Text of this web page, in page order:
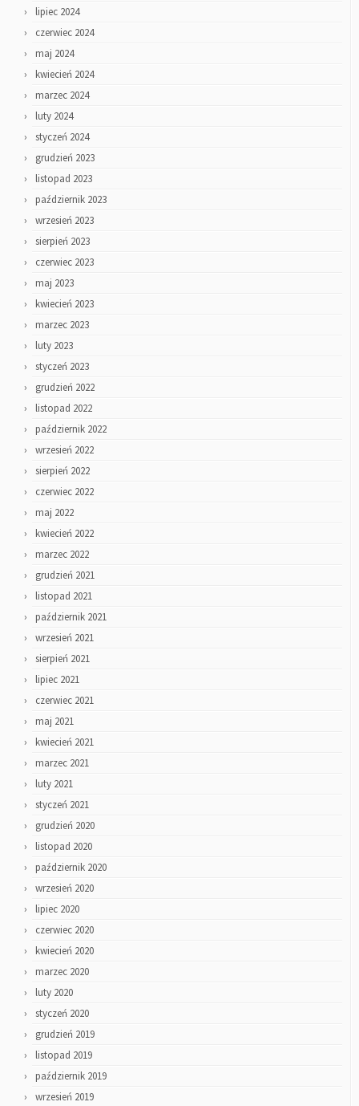
lipiec 2024
czerwiec 2024
maj 2024
kwiecień 2024
marzec 2024
luty 2024
styczeń 2024
grudzień 2023
listopad 2023
październik 2023
wrzesień 2023
sierpień 2023
czerwiec 2023
maj 2023
kwiecień 2023
marzec 2023
luty 2023
styczeń 2023
grudzień 2022
listopad 2022
październik 2022
wrzesień 2022
sierpień 2022
czerwiec 2022
maj 2022
kwiecień 2022
marzec 2022
grudzień 2021
listopad 2021
październik 2021
wrzesień 2021
sierpień 2021
lipiec 2021
czerwiec 2021
maj 2021
kwiecień 2021
marzec 2021
luty 2021
styczeń 2021
grudzień 2020
listopad 2020
październik 2020
wrzesień 2020
lipiec 2020
czerwiec 2020
kwiecień 2020
marzec 2020
luty 2020
styczeń 2020
grudzień 2019
listopad 2019
październik 2019
wrzesień 2019